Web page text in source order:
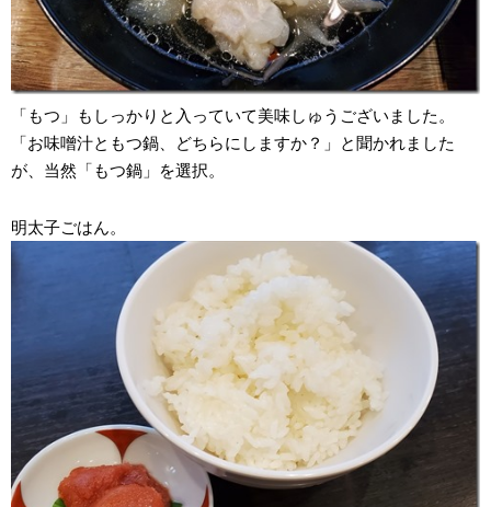
「もつ」もしっかりと入っていて美味しゅうございました。
「お味噌汁ともつ鍋、どちらにしますか？」と聞かれました
が、当然「もつ鍋」を選択。
明太子ごはん。